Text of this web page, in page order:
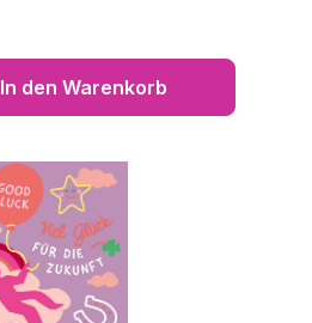
In den Warenkorb